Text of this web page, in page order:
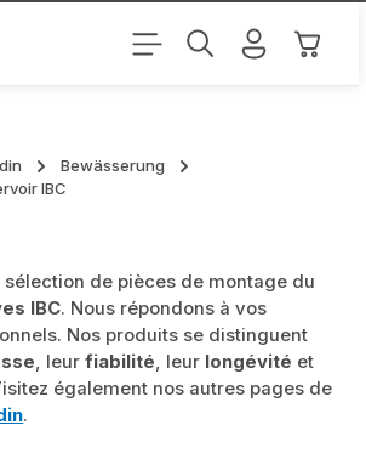
principal Le
Bewässerung
IBC
sélection de pièces de montage du
IBC. Nous répondons à vos
Nos produits se distinguent
, leurfiabilité, leur longévité et
également nos autres pages de
.